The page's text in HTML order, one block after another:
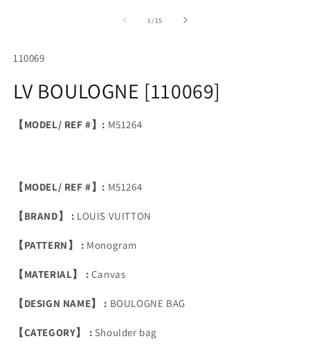
1/of
15
SKU:
110069
LV BOULOGNE [110069]
【MODEL/ REF #】: M51264
【MODEL/ REF #】: M51264
【BRAND】 : LOUIS VUITTON
【PATTERN】 : Monogram
【MATERIAL】 : Canvas
【DESIGN NAME】 : BOULOGNE BAG
【CATEGORY】 : Shoulder bag